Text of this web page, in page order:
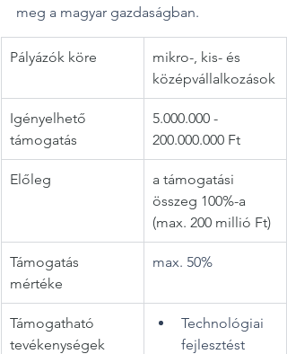
meg a magyar gazdaságban.
Pályázók köre
mikro-, kis- és
középvállalkozások
Igényelhető
támogatás
5.000.000 -
200.000.000 Ft
Előleg
a támogatási
összeg 100%-a
(max. 200 millió Ft)
Támogatás
mértéke
max. 50%
Támogatható
tevékenységek
Technológiai
fejlesztést